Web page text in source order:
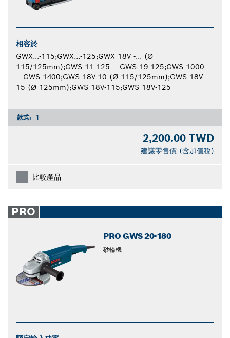
相容於
GWX...-115;GWX...-125;GWX 18V -... (Ø
115/125mm);GWS 11-125 – GWS 19-125;GWS 1000
– GWS 1400;GWS 18V-10 (Ø 115/125mm);GWS 18V-
15 (Ø 125mm);GWS 18V-115;GWS 18V-125
款式: 1
2,200.00 TWD
建議零售價 (含加值稅)
比較產品
PRO
PRO GWS 20-180
砂輪機